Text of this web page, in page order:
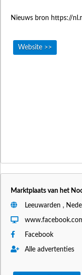
Nieuws bron https://
Website >>
Marktplaats van het
Leeuwarden ,
Facebook
Alle advertenties